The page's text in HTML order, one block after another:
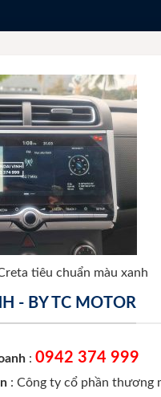
tiêu chuẩn màu xanh
- BY TC MOTOR
:0942 374 999
: Công ty cổ phần thương